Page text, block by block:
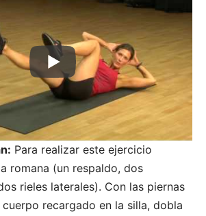
Para realizar este ejercicio
romana (un respaldo, dos
rieles laterales). Con las piernas
recargado en la silla, dobla